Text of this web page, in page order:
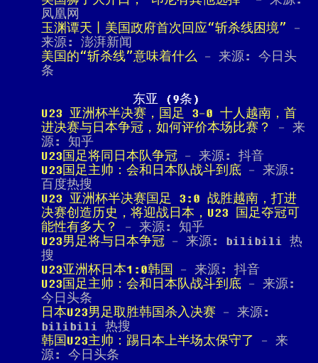
凤凰网
玉渊谭天丨美国政府首次回应“斩杀线困境” -
来源: 澎湃新闻
美国的“斩杀线”意味着什么 - 来源: 今日头
条
东亚 (9条)
U23 亚洲杯半决赛，国足 3-0 十人越南，首
进决赛与日本争冠，如何评价本场比赛？
- 来
源: 知乎
U23国足将同日本队争冠 - 来源: 抖音
U23国足主帅：会和日本队战斗到底 - 来源:
百度热搜
U23 亚洲杯半决赛国足 3:0 战胜越南，打进
决赛创造历史，将迎战日本，U23 国足夺冠可
能性有多大？
- 来源: 知乎
U23男足将与日本争冠 - 来源: bilibili 热
搜
U23亚洲杯日本1:0韩国
- 来源: 抖音
U23国足主帅：会和日本队战斗到底 - 来源:
今日头条
日本U23男足取胜韩国杀入决赛 - 来源:
bilibili 热搜
韩国U23主帅：踢日本上半场太保守了
- 来
源: 今日头条